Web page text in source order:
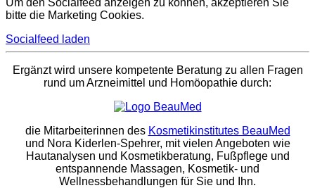
bitte die Marketing Cookies.
Socialfeed laden
Ergänzt wird unsere kompetente Beratung zu allen Fragen
rund um Arzneimittel und Homöopathie durch:
die Mitarbeiterinnen des Kosmetikinstitutes BeauMed
und Nora Kiderlen-Spehrer, mit vielen Angeboten wie
Hautanalysen und Kosmetikberatung, Fußpflege und
entspannende Massagen, Kosmetik- und
Wellnessbehandlungen für Sie und Ihn.